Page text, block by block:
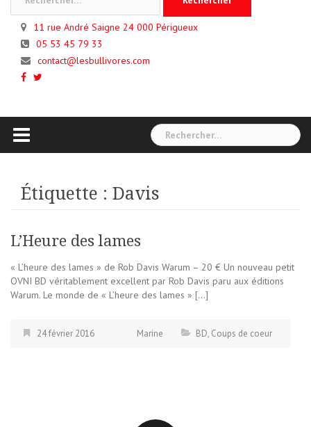
11 rue André Saigne 24 000 Périgueux
05 53 45 79 33
contact@lesbullivores.com
Rechercher :
Étiquette : Davis
L’Heure des lames
« L’heure des lames » de Rob Davis Warum – 20 € Un nouveau petit
OVNI BD véritablement excellent par Rob Davis paru aux éditions
Warum. Le monde de « L’heure des lames » […]
24 février 2016 Marine BD, Coups de coeur